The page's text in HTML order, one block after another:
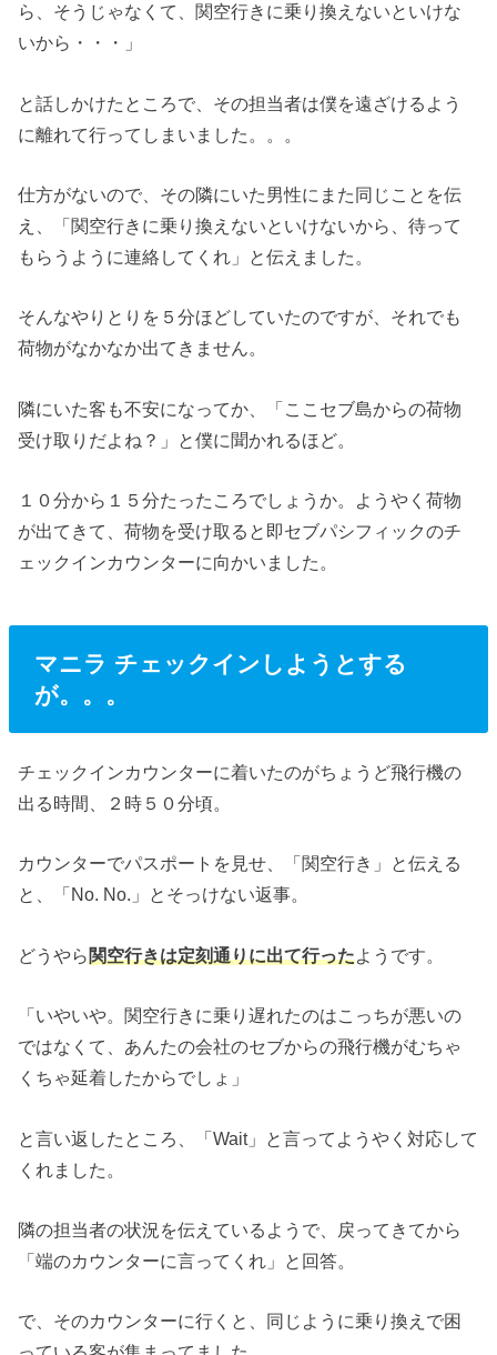
ら、そうじゃなくて、関空行きに乗り換えないといけな
いから・・・」
と話しかけたところで、その担当者は僕を遠ざけるよう
に離れて行ってしまいました。。。
仕方がないので、その隣にいた男性にまた同じことを伝
え、「関空行きに乗り換えないといけないから、待って
もらうように連絡してくれ」と伝えました。
そんなやりとりを５分ほどしていたのですが、それでも
荷物がなかなか出てきません。
隣にいた客も不安になってか、「ここセブ島からの荷物
受け取りだよね？」と僕に聞かれるほど。
１０分から１５分たったころでしょうか。ようやく荷物
が出てきて、荷物を受け取ると即セブパシフィックのチ
ェックインカウンターに向かいました。
マニラ チェックインしようとする
が。。。
チェックインカウンターに着いたのがちょうど飛行機の
出る時間、２時５０分頃。
カウンターでパスポートを見せ、「関空行き」と伝える
と、「No. No.」とそっけない返事。
どうやら関空行きは定刻通りに出て行ったようです。
「いやいや。関空行きに乗り遅れたのはこっちが悪いの
ではなくて、あんたの会社のセブからの飛行機がむちゃ
くちゃ延着したからでしょ」
と言い返したところ、「Wait」と言ってようやく対応して
くれました。
隣の担当者の状況を伝えているようで、戻ってきてから
「端のカウンターに言ってくれ」と回答。
で、そのカウンターに行くと、同じように乗り換えで困